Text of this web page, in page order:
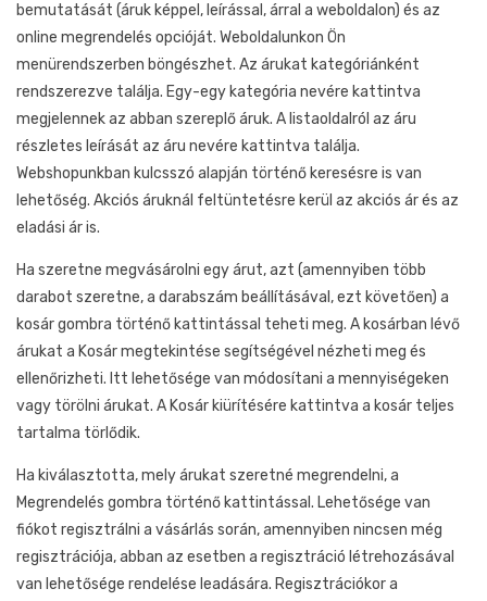
bemutatását (áruk képpel, leírással, árral a weboldalon) és az
online megrendelés opcióját. Weboldalunkon Ön
menürendszerben böngészhet. Az árukat kategóriánként
rendszerezve találja. Egy-egy kategória nevére kattintva
megjelennek az abban szereplő áruk. A listaoldalról az áru
részletes leírását az áru nevére kattintva találja.
Webshopunkban kulcsszó alapján történő keresésre is van
lehetőség. Akciós áruknál feltüntetésre kerül az akciós ár és az
eladási ár is.
Ha szeretne megvásárolni egy árut, azt (amennyiben több
darabot szeretne, a darabszám beállításával, ezt követően) a
kosár gombra történő kattintással teheti meg. A kosárban lévő
árukat a Kosár megtekintése segítségével nézheti meg és
ellenőrizheti. Itt lehetősége van módosítani a mennyiségeken
vagy törölni árukat. A Kosár kiürítésére kattintva a kosár teljes
tartalma törlődik.
Ha kiválasztotta, mely árukat szeretné megrendelni, a
Megrendelés gombra történő kattintással. Lehetősége van
fiókot regisztrálni a vásárlás során, amennyiben nincsen még
regisztrációja, abban az esetben a regisztráció létrehozásával
van lehetősége rendelése leadására. Regisztrációkor a